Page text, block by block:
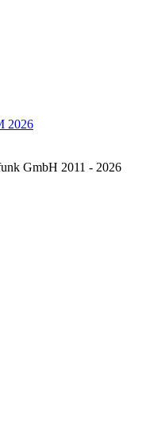
2026
GmbH 2011 - 2026